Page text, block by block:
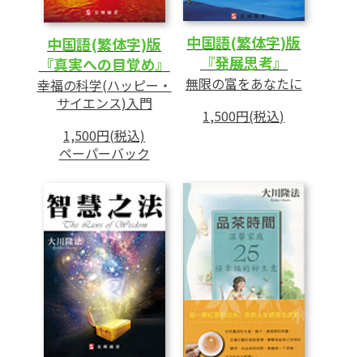
中国語(繁体字)版
『真実への目覚め』
幸福の科学(ハッピー・
サイエンス)入門
1,500円(税込)
ペーパーバック
中国語(繁体字)版
『発展思考』
無限の富をあなたに
1,500円(税込)